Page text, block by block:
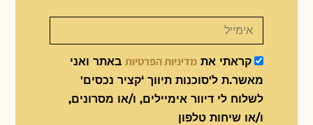
קראתי את מדיניות הפרטיות באתר ואני
מאשר.ת ל'סוכנות תיווך ‘קציר נכסים'
לשלוח לי דיוור אימיילים, ו/או מסרונים,
ו/או שיחות טלפון